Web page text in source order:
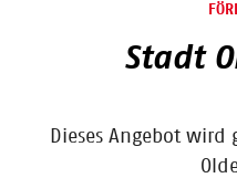
Stadt
Dieses Angebot